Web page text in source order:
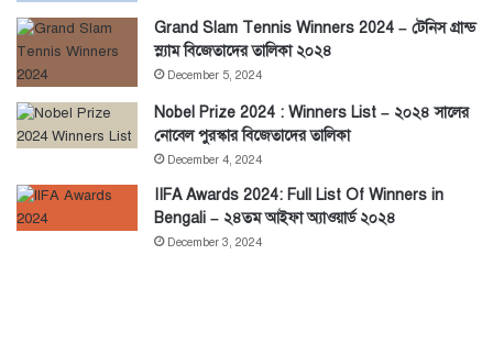
Grand Slam Tennis Winners 2024 – টেনিস গ্রান্ড
স্ল্যাম বিজেতাদের তালিকা ২০২৪
December 5, 2024
Nobel Prize 2024 : Winners List – ২০২৪ সালের
নোবেল পুরস্কার বিজেতাদের তালিকা
December 4, 2024
IIFA Awards 2024: Full List Of Winners in
Bengali – ২৪তম আইফা অ্যাওয়ার্ড ২০২৪
December 3, 2024